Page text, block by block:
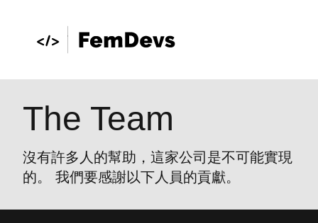
The Team
沒有許多人的幫助，這家公司是不可能實現
的。 我們要感謝以下人員的貢獻。